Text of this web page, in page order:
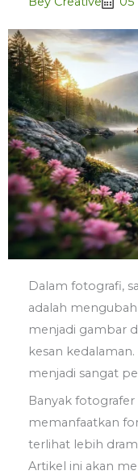
Dalam fotografi,
adalah
menjadi gambar
kesan
menjadi sangat
Banyak
memanfaatkan
terlihat lebih
Artikel ini akan